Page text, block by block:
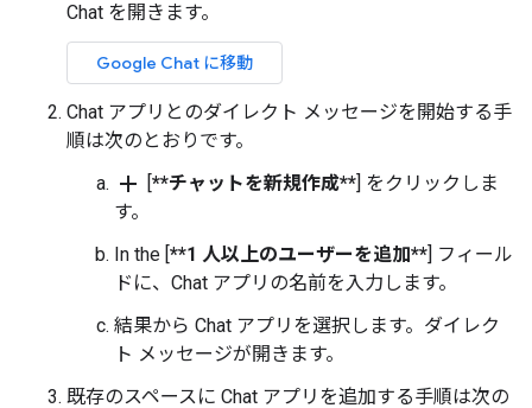
Chat を開きます。
Google Chat に移動
Chat アプリとのダイレクト メッセージを開始する手
順は次のとおりです。
add [**チャットを新規作成**] をクリックしま
す。
In the [**1 人以上のユーザーを追加**] フィール
ドに、Chat アプリの名前を入力します。
結果から Chat アプリを選択します。ダイレク
ト メッセージが開きます。
既存のスペースに Chat アプリを追加する手順は次の